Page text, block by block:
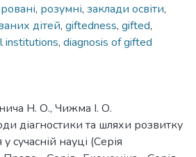
, розумні, заклади освіти,
дітей, giftedness, gifted,
institutions, diagnosis of gifted
Н. О., Чижма І. О.
діагностики та шляхи розвитку
сучасній науці (Серія